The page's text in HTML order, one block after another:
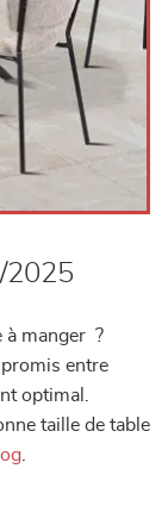
2025
à manger ?
entre
optimal.
taille de table
.